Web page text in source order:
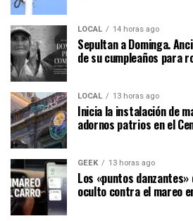
LOCAL 14 horas ago
Sepultan a Dominga.
de su cumpleaños para
LOCAL 13 horas ago
Inicia la instalación de
adornos patrios en el
GEEK 13 horas ago
Los «puntos
oculto contra el mareo